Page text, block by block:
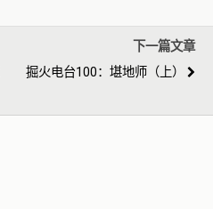
下一篇文章
掘火电台100：堪地师（上）